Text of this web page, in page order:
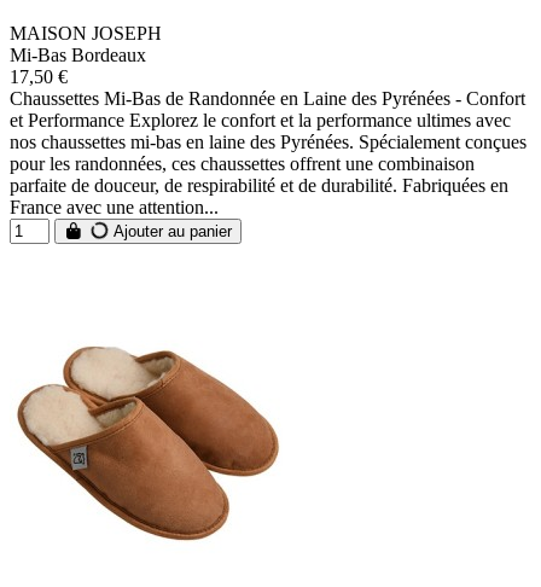
MAISON JOSEPH
Mi-Bas Bordeaux
17,50 €
Chaussettes Mi-Bas de Randonnée en Laine des Pyrénées - Confort
et Performance Explorez le confort et la performance ultimes avec
nos chaussettes mi-bas en laine des Pyrénées. Spécialement conçues
pour les randonnées, ces chaussettes offrent une combinaison
parfaite de douceur, de respirabilité et de durabilité. Fabriquées en
France avec une attention...
Ajouter au panier